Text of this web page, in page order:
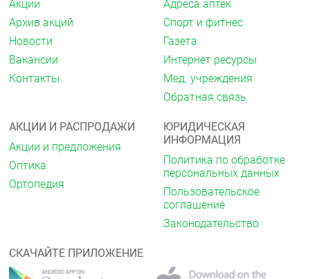
Акции
Архив акций
Новости
Вакансии
Контакты
Адреса аптек
Спорт и фитнес
Газета
Интернет ресурсы
Мед. учреждения
Обратная связь
АКЦИИ И РАСПРОДАЖИ
Акции и предложения
Оптика
Ортопедия
ЮРИДИЧЕСКАЯ
ИНФОРМАЦИЯ
Политика по обработке
персональных данных
Пользовательское
соглашение
Законодательство
СКАЧАЙТЕ ПРИЛОЖЕНИЕ